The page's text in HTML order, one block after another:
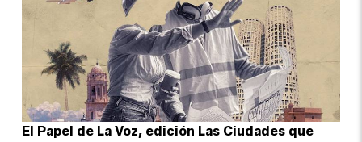
El Papel de La Voz, edición Las Ciudades que